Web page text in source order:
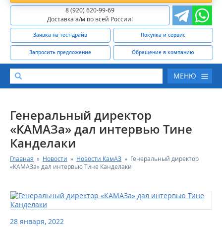
8 (920) 620-99-69
Доставка а/м по всей России!
Заявка на тест-драйв Покупка и сервис
Запросить предложение Обращение в компанию
МЕНЮ
КАТАЛОГ АВТОТЕХНИКИ
СЕРВИС И ГАРАНТИЙНЫЕ ОБЯЗАТЕЛЬСТВА
РЕМОНТ ДВИГАТЕЛЕЙ КАМАЗ
Генеральный директор
«КАМАЗа» дал интервью Тине
Канделаки
Главная » Новости » Новости КамАЗ » Генеральный директор
«КАМАЗа» дал интервью Тине Канделаки
28 января, 2022